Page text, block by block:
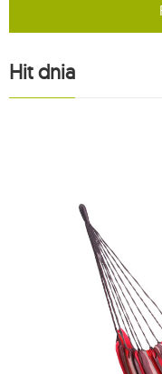
Hit dnia